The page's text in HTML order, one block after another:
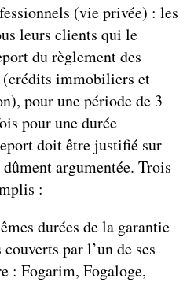
(vie privée) : les
leurs clients qui le
du règlement des
(crédits immobiliers et
pour une période de 3
pour une durée
doit être justifié sur
argumentée. Trois
:
durées de la garantie
par l’un de ses
: Fogarim, Fogaloge,